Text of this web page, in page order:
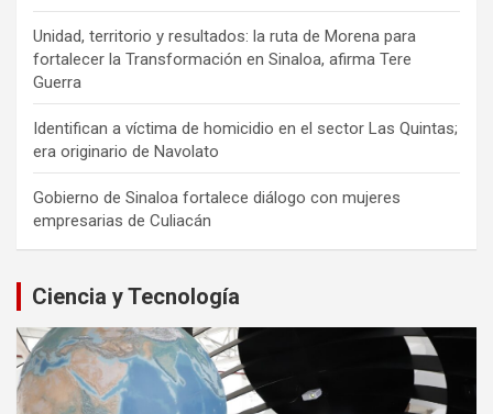
Unidad, territorio y resultados: la ruta de Morena para
fortalecer la Transformación en Sinaloa, afirma Tere
Guerra
Identifican a víctima de homicidio en el sector Las Quintas;
era originario de Navolato
Gobierno de Sinaloa fortalece diálogo con mujeres
empresarias de Culiacán
Ciencia y Tecnología